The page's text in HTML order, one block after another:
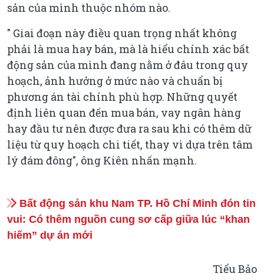
sản của mình thuộc nhóm nào.
" Giai đoạn này điều quan trọng nhất không
phải là mua hay bán, mà là hiểu chính xác bất
động sản của mình đang nằm ở đâu trong quy
hoạch, ảnh hưởng ở mức nào và chuẩn bị
phương án tài chính phù hợp. Những quyết
định liên quan đến mua bán, vay ngân hàng
hay đầu tư nên được đưa ra sau khi có thêm dữ
liệu từ quy hoạch chi tiết, thay vì dựa trên tâm
lý đám đông", ông Kiên nhấn mạnh.
Bất động sản khu Nam TP. Hồ Chí Minh đón tin
vui: Có thêm nguồn cung sơ cấp giữa lúc “khan
hiếm” dự án mới
Tiểu Bảo